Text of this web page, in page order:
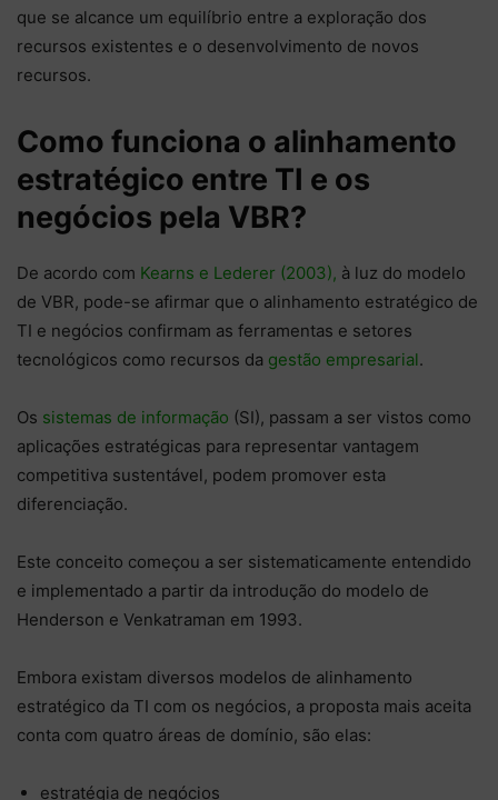
que se alcance um equilíbrio entre a exploração dos
recursos existentes e o desenvolvimento de novos
recursos.
Como funciona o alinhamento
estratégico entre TI e os
negócios pela VBR?
De acordo com Kearns e Lederer (2003), à luz do modelo
de VBR, pode-se afirmar que o alinhamento estratégico de
TI e negócios confirmam as ferramentas e setores
tecnológicos como recursos da gestão empresarial.
Os sistemas de informação (SI), passam a ser vistos como
aplicações estratégicas para representar vantagem
competitiva sustentável, podem promover esta
diferenciação.
Este conceito começou a ser sistematicamente entendido
e implementado a partir da introdução do modelo de
Henderson e Venkatraman em 1993.
Embora existam diversos modelos de alinhamento
estratégico da TI com os negócios, a proposta mais aceita
conta com quatro áreas de domínio, são elas:
estratégia de negócios